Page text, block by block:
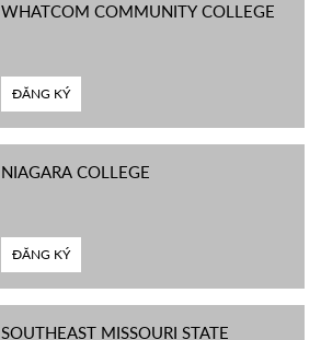
WHATCOM COMMUNITY COLLEGE
ĐĂNG KÝ
NIAGARA COLLEGE
ĐĂNG KÝ
SOUTHEAST MISSOURI STATE